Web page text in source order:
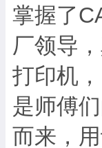
掌握了
厂领导
打印机
是师傅
而来，